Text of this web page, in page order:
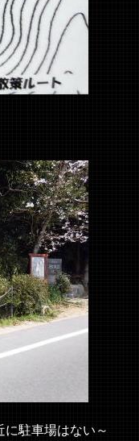
に駐車場はない～